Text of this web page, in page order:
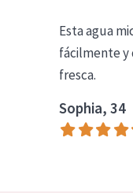
Esta agua
fácilmente y
fresca.
Sophia, 34